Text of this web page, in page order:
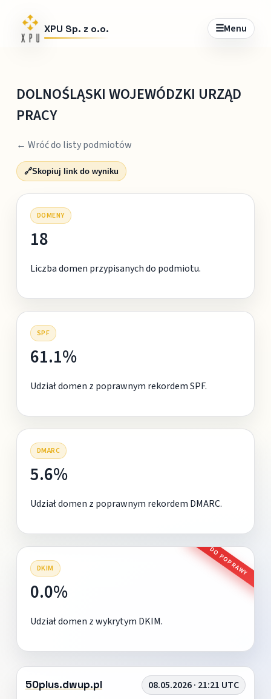
XPU Sp. z o.o. ☰Menu
DOLNOŚLĄSKI WOJEWÓDZKI URZĄD
PRACY
← Wróć do listy podmiotów
🔗Skopiuj link do wyniku
DOMENY
18
Liczba domen przypisanych do podmiotu.
SPF
61.1%
Udział domen z poprawnym rekordem SPF.
DMARC
5.6%
Udział domen z poprawnym rekordem DMARC.
DKIM DO POPRAWY
0.0%
Udział domen z wykrytym DKIM.
50plus.dwup.pl 08.05.2026 · 21:21 UTC